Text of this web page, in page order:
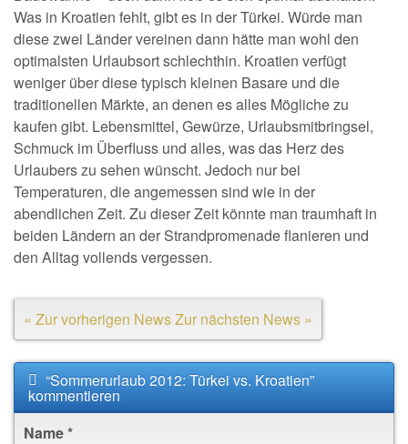
Was in Kroatien fehlt, gibt es in der Türkei. Würde man
diese zwei Länder vereinen dann hätte man wohl den
optimalsten Urlaubsort schlechthin. Kroatien verfügt
weniger über diese typisch kleinen Basare und die
traditionellen Märkte, an denen es alles Mögliche zu
kaufen gibt. Lebensmittel, Gewürze, Urlaubsmitbringsel,
Schmuck im Überfluss und alles, was das Herz des
Urlaubers zu sehen wünscht. Jedoch nur bei
Temperaturen, die angemessen sind wie in der
abendlichen Zeit. Zu dieser Zeit könnte man traumhaft in
beiden Ländern an der Strandpromenade flanieren und
den Alltag vollends vergessen.
« Zur vorherigen NewsZur nächsten News »
“Sommerurlaub 2012: Türkei vs. Kroatien”
kommentieren
Name*